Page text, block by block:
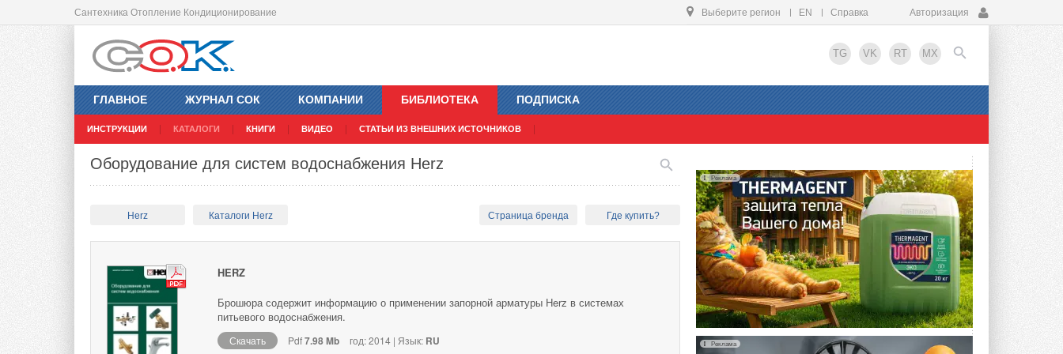
Сантехника Отопление Кондиционирование Выберите регион EN Справка Авторизация
TG VK RT MX
ГЛАВНОЕ ЖУРНАЛ СОК КОМПАНИИ БИБЛИОТЕКА
ИНСТРУКЦИИ КАТАЛОГИ КНИГИ ВИДЕО СТАТЬИ ИЗ ВНЕШНИХ ИСТОЧНИКОВ
ПОДПИСКА
EN
Оборудование для систем водоснабжения Herz
Herz Каталоги Herz Страница бренда Где купить?
HERZ
Брошюра содержит информацию о применении запорной арматуры Herz в системах
питьевого водоснабжения.
Скачать Pdf7.98 Mb год: 2014 | Язык: RU
Реклама
Реклама